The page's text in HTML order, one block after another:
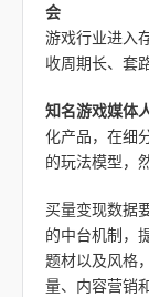
会
游戏行业进入
收周期长、套
知名游戏媒体
化产品，在细
的玩法模型，
买量变现数据
的中台机制，
题材以及风格
量、内容营销